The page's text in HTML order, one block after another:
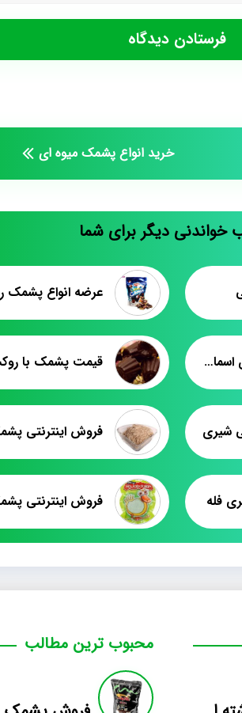
خرید انواع پشمک میوه ای
خواندنی دیگر برای شما
عرضه انواع پشمک
قیمت فروش پشمک جرقه ای اسمارتیز شکلاتی قیمت پشمک با
شیری فروش اینترنتی
فله
محبوب ترین مطالب